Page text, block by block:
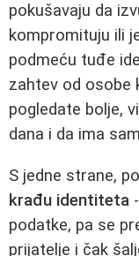
pokušavaju da
kompromituju ili
podmeću tuđe
zahtev od osobe
pogledate bolje,
dana i da ima
S jedne strane,
krađu identiteta
podatke, pa se
prijatelje i čak